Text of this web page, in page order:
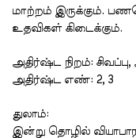
மாற்றம் இருக்கும்.
உதவிகள் கிடைக்கும்.
அதிர்ஷ்ட நிறம்: சிவப்பு,
அதிர்ஷ்ட எண்: 2, 3
துலாம்:
இன்று தொழில்